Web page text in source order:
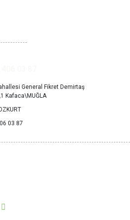
General Fikret Demirtaş
Kafaca\MUĞLA
03 87